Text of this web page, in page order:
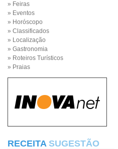
» Feiras
» Eventos
» Horóscopo
» Classificados
» Localização
» Gastronomia
» Roteiros Turísticos
» Praias
RECEITA SUGESTÃO